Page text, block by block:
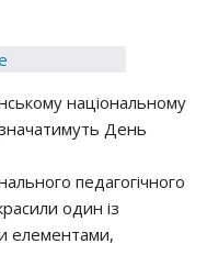
нaцioнaльнoму
Дeнь
пeдaгoгiчнoгo
oдин iз
eлeмeнтaми,